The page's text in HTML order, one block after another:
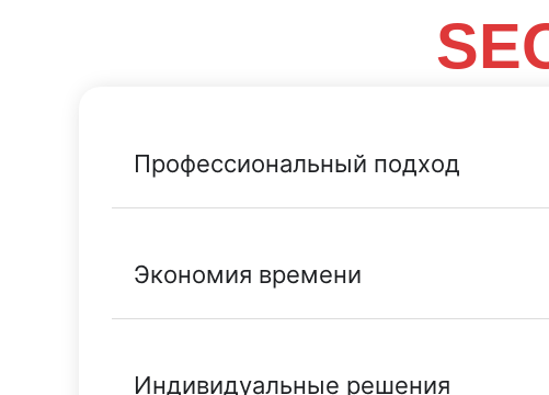
Профессиональный подход
Экономия времени
Индивидуальные решения